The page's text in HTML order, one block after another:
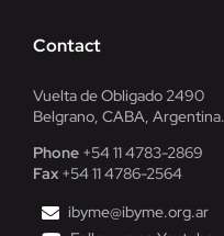
Contact
Vuelta de Obligado 2490
Belgrano, CABA, Argentina.
Phone+54 11 4783-2869
Fax+54 11 4786-2564
ibyme@ibyme.org.ar